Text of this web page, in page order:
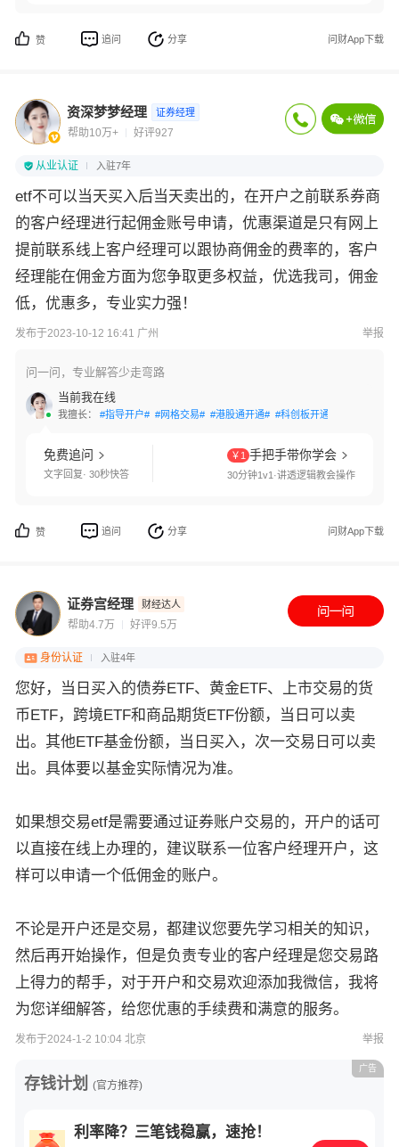
赞 追问 分享 问财App下载
资深梦梦经理 证券经理
帮助10万+ 好评927
从业认证 入驻7年
etf不可以当天买入后当天卖出的，在开户之前联系券商
的客户经理进行起佣金账号申请，优惠渠道是只有网上
提前联系线上客户经理可以跟协商佣金的费率的，客户
经理能在佣金方面为您争取更多权益，优选我司，佣金
低，优惠多，专业实力强！
发布于2023-10-12 16:41 广州 举报
问一问，专业解答少走弯路
当前我在线
我擅长： #指导开户# #网格交易# #港股通开通# #科创板开通#
免费追问
文字回复· 30秒快答
￥1 手把手带你学会
30分钟1v1·讲透逻辑教会操作
赞 追问 分享 问财App下载
证券宫经理 财经达人
帮助4.7万 好评9.5万
身份认证 入驻4年
您好，当日买入的债券ETF、黄金ETF、上市交易的货
币ETF，跨境ETF和商品期货ETF份额，当日可以卖
出。其他ETF基金份额，当日买入，次一交易日可以卖
出。具体要以基金实际情况为准。
如果想交易etf是需要通过证券账户交易的，开户的话可
以直接在线上办理的，建议联系一位客户经理开户，这
样可以申请一个低佣金的账户。
不论是开户还是交易，都建议您要先学习相关的知识，
然后再开始操作，但是负责专业的客户经理是您交易路
上得力的帮手，对于开户和交易欢迎添加我微信，我将
为您详细解答，给您优惠的手续费和满意的服务。
发布于2024-1-2 10:04 北京 举报
存钱计划 (官方推荐)
利率降？三笔钱稳赢，速抢！
广告